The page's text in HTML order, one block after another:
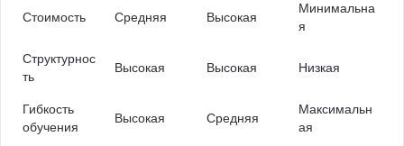
Стоимость Средняя Высокая
Минимальна
я
Структурнос
ть
Высокая Высокая Низкая
Гибкость
обучения
Высокая Средняя
Максимальн
ая